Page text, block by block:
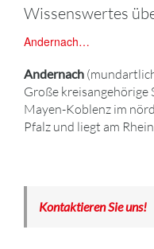
Wissenswertes
Andernach…
Andernach
Große kreisangehörige
Mayen-Koblenz im
Pfalz und liegt am Rhein.
Kontaktieren Sie uns!